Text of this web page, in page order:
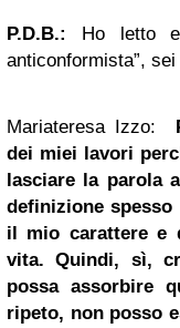
P.D.B.: Ho letto
anticonformista”,
Mariateresa Izzo:
dei miei lavori
lasciare la parola
definizione
il mio carattere e
vita. Quindi, sì,
possa assorbire
ripeto, non posso